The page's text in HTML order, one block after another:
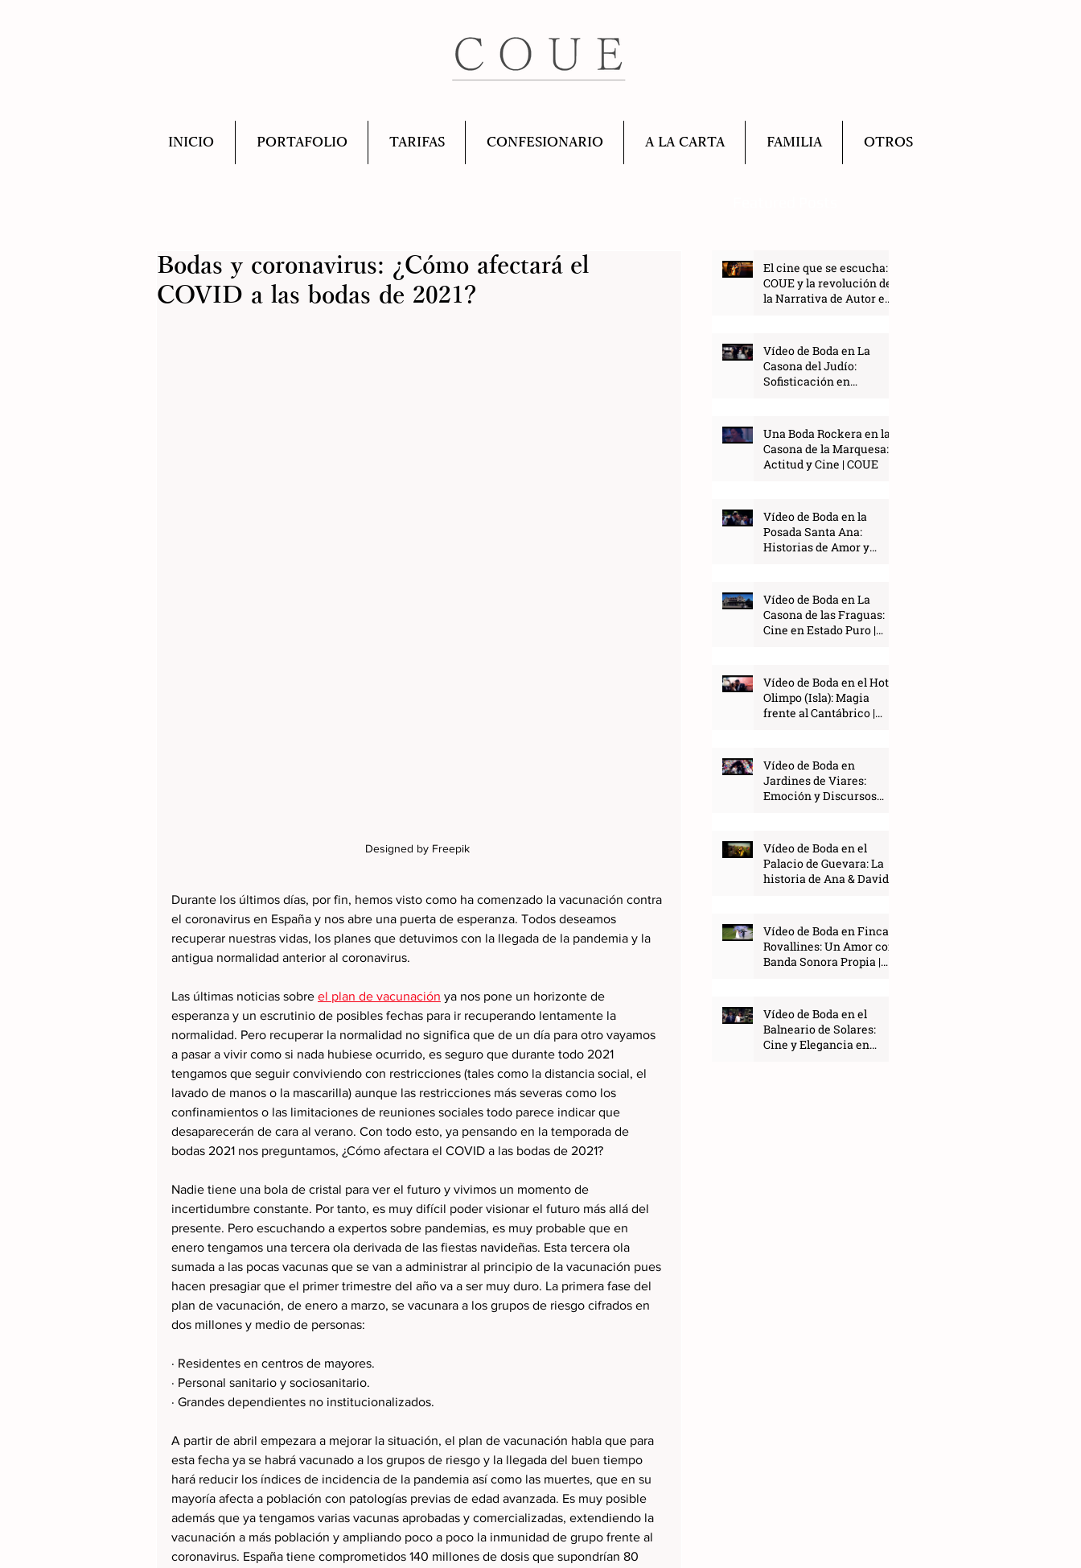
INICIO PORTAFOLIO TARIFAS CONFESIONARIO A LA CARTA FAMILIA OTROS
Bodas y coronavirus: ¿Cómo afectará el
COVID a las bodas de 2021?
Designed by Freepik
Durante los últimos días, por fin, hemos visto como ha comenzado la vacunación contra
el coronavirus en España y nos abre una puerta de esperanza. Todos deseamos
recuperar nuestras vidas, los planes que detuvimos con la llegada de la pandemia y la
antigua normalidad anterior al coronavirus.
Las últimas noticias sobre el plan de vacunación ya nos pone un horizonte de
esperanza y un escrutinio de posibles fechas para ir recuperando lentamente la
normalidad. Pero recuperar la normalidad no significa que de un día para otro vayamos
a pasar a vivir como si nada hubiese ocurrido, es seguro que durante todo 2021
tengamos que seguir conviviendo con restricciones (tales como la distancia social, el
lavado de manos o la mascarilla) aunque las restricciones más severas como los
confinamientos o las limitaciones de reuniones sociales todo parece indicar que
desaparecerán de cara al verano. Con todo esto, ya pensando en la temporada de
bodas 2021 nos preguntamos, ¿Cómo afectara el COVID a las bodas de 2021?
Nadie tiene una bola de cristal para ver el futuro y vivimos un momento de
incertidumbre constante. Por tanto, es muy difícil poder visionar el futuro más allá del
presente. Pero escuchando a expertos sobre pandemias, es muy probable que en
enero tengamos una tercera ola derivada de las fiestas navideñas. Esta tercera ola
sumada a las pocas vacunas que se van a administrar al principio de la vacunación pues
hacen presagiar que el primer trimestre del año va a ser muy duro. La primera fase del
plan de vacunación, de enero a marzo, se vacunara a los grupos de riesgo cifrados en
dos millones y medio de personas:
· Residentes en centros de mayores.
· Personal sanitario y sociosanitario.
· Grandes dependientes no institucionalizados.
A partir de abril empezara a mejorar la situación, el plan de vacunación habla que para
esta fecha ya se habrá vacunado a los grupos de riesgo y la llegada del buen tiempo
hará reducir los índices de incidencia de la pandemia así como las muertes, que en su
mayoría afecta a población con patologías previas de edad avanzada. Es muy posible
además que ya tengamos varias vacunas aprobadas y comercializadas, extendiendo la
vacunación a más población y ampliando poco a poco la inmunidad de grupo frente al
coronavirus. España tiene comprometidos 140 millones de dosis que supondrían 80
El cine que se escucha:
COUE y la revolución de
la Narrativa de Autor en
Vídeo de Boda en La
Casona del Judío:
Sofisticación en
Una Boda Rockera en la
Casona de la Marquesa:
Actitud y Cine | COUE
Vídeo de Boda en la
Posada Santa Ana:
Historias de Amor y
Vídeo de Boda en La
Casona de las Fraguas:
Cine en Estado Puro |
Vídeo de Boda en el Hotel
Olimpo (Isla): Magia
frente al Cantábrico |
Vídeo de Boda en
Jardines de Viares:
Emoción y Discursos
Vídeo de Boda en el
Palacio de Guevara: La
historia de Ana & David |
Vídeo de Boda en Finca
Rovallines: Un Amor con
Banda Sonora Propia |
Vídeo de Boda en el
Balneario de Solares:
Cine y Elegancia en